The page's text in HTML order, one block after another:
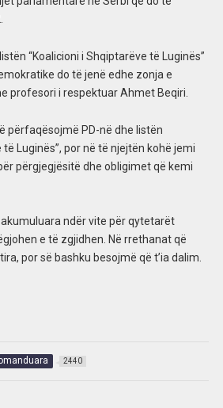
“Koalicioni i Shqiptarëve të Luginës”
do të jenë edhe zonja e
profesori i respektuar Ahmet Beqiri.
përfaqësojmë PD-në dhe listën
të Luginës”, por në të njejtën kohë jemi
përgjegjësitë dhe obligimet që kemi
ndër vite për qytetarët
e të zgjidhen. Në rrethanat që
por së bashku besojmë që t’ia dalim.
2440